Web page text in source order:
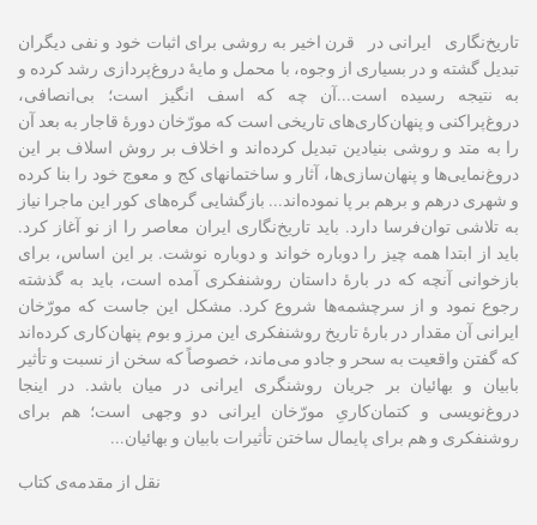
تاریخ‌نگاری ایرانی در قرن اخیر به روشی برای اثبات خود و نفی دیگران
تبدیل گشته و در بسیاری از وجوه، با محمل و مایۀ دروغ‌پردازی رشد کرده و
به
نتیجه رسیده است...آن چه که اسف انگیز است؛ بیانصافی،
دروغ‌پراکنی و پنهان‌کاری‌های تاریخی است که مورّخان دورۀ قاجار به بعد آن
را به متد و روشی بنیادین تبدیل کرده‌اند و اخلاف بر روش اسلاف بر
این
دروغ‌نمایی‌ها و پنهان‌سازی‌ها، آثار و ساختمانهای کج و معوج خود را بنا کرده
و شهری درهم و برهم بر پا نموده‌‌اند... بازگشایی گره‌های کور این ماجرا نیاز
به تلاشی توان‌فرسا دارد . باید تاریخ‌نگاری ایران معاصر را از نو آغاز کرد.
باید از ابتدا همه چیز را دوباره خواند و دوباره نوشت. بر این اساس، برای
بازخوانی آنچه که در بارۀ داستان روشنفکری آمده است، باید به گذشته
رجوع نمود و از سرچشمه‌ها شروع کرد. مشکل این جاست که مورّخان
ایرانی آن مقدار در بارۀ تاریخ روشنفکری این مرز و بوم پنهان‌کاری کرده‌اند
که گفتن واقعیت به سحر و جادو می‌ماند، خصوصاً که سخن از نسبت و تأثیر
بابیان
و بهائیان بر جریان روشنگری ایرانی در میان باشد. در
اینجا
دروغ‌نویسی
و کتمان‌کاریِ مورّخان ایرانی دو وجهی است؛ هم
برای
روشنفکری و هم برای پایمال ساختن تأثیرات بابیان و بهائیان.
..
نقل از مقدمه‌ی کتاب